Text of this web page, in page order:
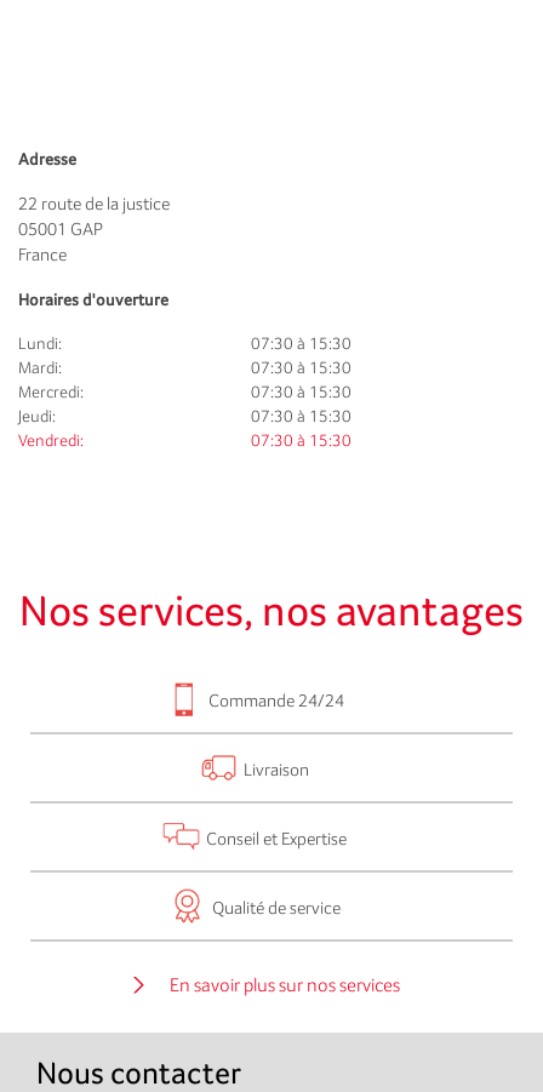
Adresse
22 route de la justice
05001 GAP
France
Horaires d'ouverture
Lundi:
07:30 à 15:30
Mardi:
07:30 à 15:30
Mercredi:
07:30 à 15:30
Jeudi:
07:30 à 15:30
Vendredi:
07:30 à 15:30
Nos services, nos avantages
Commande 24/24
Livraison
Conseil et Expertise
Qualité de service
En savoir plus sur nos services
Nous contacter